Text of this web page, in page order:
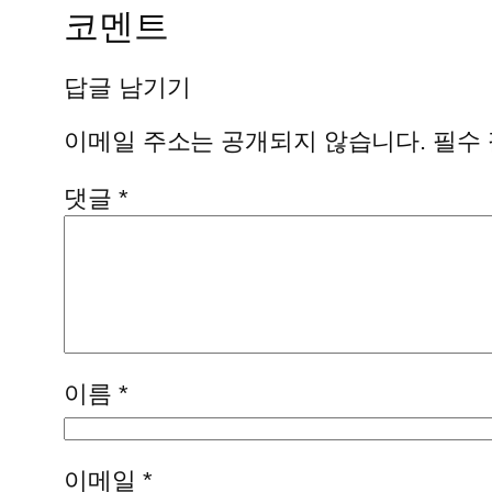
코멘트
답글 남기기
이메일 주소는 공개되지 않습니다. 필수
댓글 *
이름 *
이메일 *